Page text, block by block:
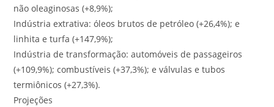
não oleaginosas (+8,9%);
Indústria extrativa: óleos brutos de petróleo (+26,4%); e
linhita e turfa (+147,9%);
Indústria de transformação: automóveis de passageiros
(+109,9%); combustíveis (+37,3%); e válvulas e tubos
termiônicos (+27,3%).
Projeções